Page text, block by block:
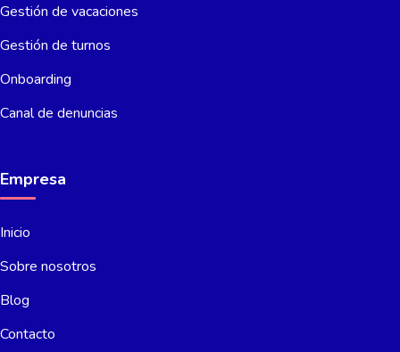
Gestión de vacaciones
Gestión de turnos
Onboarding
Canal de denuncias
Empresa
Inicio
Sobre nosotros
Blog
Contacto